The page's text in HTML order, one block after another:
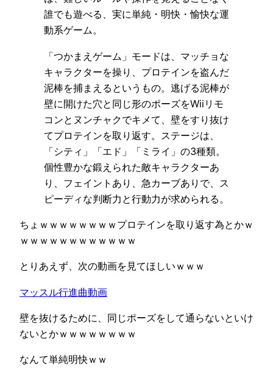
誰でも遊べる、実に単純・明快・愉快な運
動系ゲーム。
「つかまえゲーム」モードは、マッチョな
キャラクターを操り、プロテインを盗んだ
泥棒を捕まえるというもの。逃げる泥棒が
壁に開けた穴と同じ形のポーズをWiiリモ
コンとヌンチャクでキメて、壁をすり抜け
てプロテインを取り返す。ステージは、
「シティ」「エド」「ミライ」の3種類。
個性豊かな鍛えられた敵キャラクターあ
り、フェイントあり、急カーブありで、ス
ピーディな判断力と行動力が求められる。
ちょｗｗｗｗｗｗｗｗプロテインを取り返す為とかｗ
ｗｗｗｗｗｗｗｗｗｗｗｗ
とりあえず、次の動画を見てほしいｗｗｗ
マッスル行進曲動画
壁を抜けるために、同じポーズをして通らないといけ
ないとかｗｗｗｗｗｗｗｗ
なんて単純明快ｗｗ